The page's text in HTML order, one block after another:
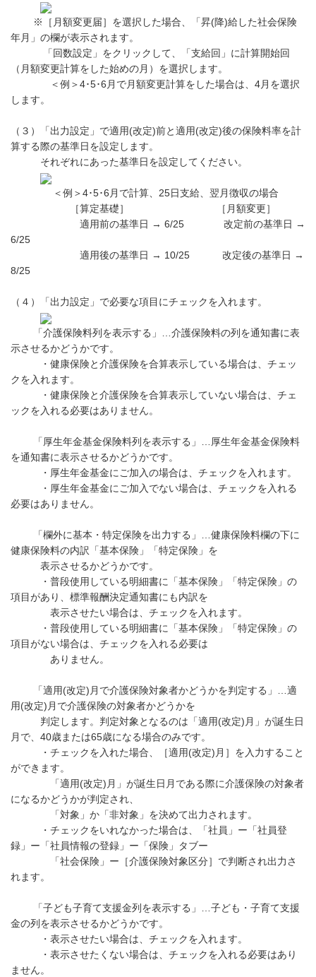
※［月額変更届］を選択した場合、「昇(降)給した社会保険
年月」の欄が表示されます。
「回数設定」をクリックして、「支給回」に計算開始回
（月額変更計算をした始めの月）を選択します。
＜例＞4･5･6月で月額変更計算をした場合は、4月を選択
します。
（３）「出力設定」で適用(改定)前と適用(改定)後の保険料率を計
算する際の基準日を設定します。
それぞれにあった基準日を設定してください。
＜例＞4･5･6月で計算、25日支給、翌月徴収の場合
［算定基礎］ ［月額変更］
適用前の基準日 → 6/25 改定前の基準日 →
6/25
適用後の基準日 → 10/25 改定後の基準日 →
8/25
（４）「出力設定」で必要な項目にチェックを入れます。
「介護保険料列を表示する」…介護保険料の列を通知書に表
示させるかどうかです。
・健康保険と介護保険を合算表示している場合は、チェッ
クを入れます。
・健康保険と介護保険を合算表示していない場合は、チェ
ックを入れる必要はありません。
「厚生年金基金保険料列を表示する」…厚生年金基金保険料
を通知書に表示させるかどうかです。
・厚生年金基金にご加入の場合は、チェックを入れます。
・厚生年金基金にご加入でない場合は、チェックを入れる
必要はありません。
「欄外に基本・特定保険を出力する」…健康保険料欄の下に
健康保険料の内訳「基本保険」「特定保険」を
表示させるかどうかです。
・普段使用している明細書に「基本保険」「特定保険」の
項目があり、標準報酬決定通知書にも内訳を
表示させたい場合は、チェックを入れます。
・普段使用している明細書に「基本保険」「特定保険」の
項目がない場合は、チェックを入れる必要は
ありません。
「適用(改定)月で介護保険対象者かどうかを判定する」…適
用(改定)月で介護保険の対象者かどうかを
判定します。判定対象となるのは「適用(改定)月」が誕生日
月で、40歳または65歳になる場合のみです。
・チェックを入れた場合、［適用(改定)月］を入力すること
ができます。
「適用(改定)月」が誕生日月である際に介護保険の対象者
になるかどうかが判定され、
「対象」か「非対象」を決めて出力されます。
・チェックをいれなかった場合は、「社員」ー「社員登
録」ー「社員情報の登録」ー「保険」タブー
「社会保険」ー［介護保険対象区分］で判断され出力さ
れます。
「子ども子育て支援金列を表示する」…子ども・子育て支援
金の列を表示させるかどうかです。
・表示させたい場合は、チェックを入れます。
・表示させたくない場合は、チェックを入れる必要はあり
ません。